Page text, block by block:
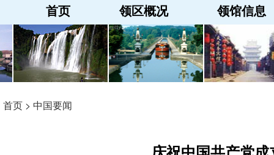
首页 领区概况 领馆信息
首页 > 中国要闻